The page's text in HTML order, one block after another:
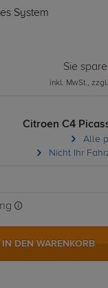
System
Sie
inkl. MwSt., zzgl.
Citroen C4
Alle
Nicht Ihr
IN DEN WARENKORB